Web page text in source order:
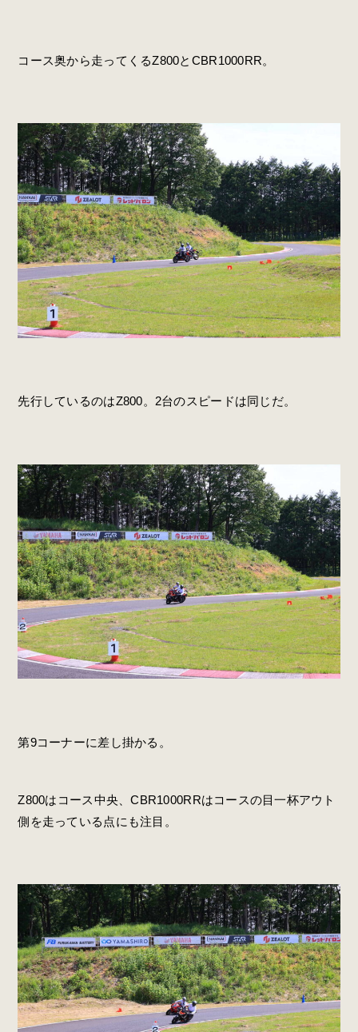
コース奥から走ってくるZ800とCBR1000RR。
先行しているのはZ800。2台のスピードは同じだ。
第9コーナーに差し掛かる。
Z800はコース中央、CBR1000RRはコースの目一杯アウト
側を走っている点にも注目。